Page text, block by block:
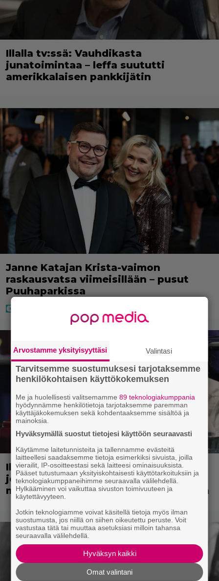
Illalla tv:ssä: Vauhdikasta
junatoimintaa – leffa suututti
amerikkalaisen pankkijätin
Janne Katajan Krista-vaimon
raskausvatsa viimeisillään – pusut
Puuhaparkissa
Illalla tv:ssä: 90-luvun rikoselokuva
joka ei vanhene koskaan – rönsyilevä
mestariteos kestää aikaa ja kulutusta
Arvostamme yksityisyyttäsi Valintasi
Tarvitsemme suostumuksesi tarjotaksemme
henkilökohtaisen käyttökokemuksen
Me ja huolellisesti valitsemamme89 teknologiakumppania
hyödynnämme henkilötietoja tarjotaksemme paremman
käyttäjäkokemuksen sekä kohdentaaksemme sisältöä ja
mainoksia.
Hyväksymällä suostut tietojesi käyttöön seuraavasti
Käytämme laitetunnisteita ja tallennamme evästeitä
laitteellesi saadaksemme tietoja esimerkiksi sivuista, joilla
vierailit, IP-osoitteestasi sekä laitteesi ominaisuuksista.
Pääset tutustumaan yksityiskohtaisesti käyttötarkoituksiin ja
teknologiakumppaneihimme seuraavalla välilehdellä.
Hylkääminen voi vaikuttaa sivuston toimivuuteen ja
käytettävyyteen.
Jotkin teknologiamme voivat käsitellä tietoja myös ilman
suostumusta, jos niillä on siihen oikeutettu peruste. Voit
vastustaa tätä tai muuttaa asetuksiasi milloin tahansa
seuraavalla välilehdellä.
Hyväksyn kaikki
Omat valintani